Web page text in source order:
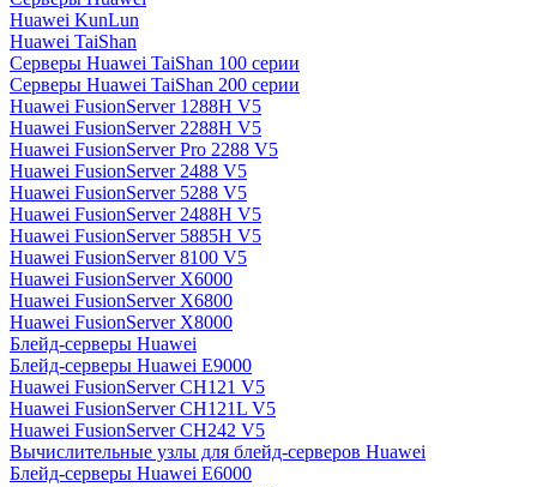
Huawei KunLun
Huawei TaiShan
Серверы Huawei TaiShan 100 серии
Серверы Huawei TaiShan 200 серии
Huawei FusionServer 1288H V5
Huawei FusionServer 2288H V5
Huawei FusionServer Pro 2288 V5
Huawei FusionServer 2488 V5
Huawei FusionServer 5288 V5
Huawei FusionServer 2488H V5
Huawei FusionServer 5885H V5
Huawei FusionServer 8100 V5
Huawei FusionServer X6000
Huawei FusionServer X6800
Huawei FusionServer X8000
Блейд-серверы Huawei
Блейд-серверы Huawei E9000
Huawei FusionServer CH121 V5
Huawei FusionServer CH121L V5
Huawei FusionServer CH242 V5
Вычислительные узлы для блейд-серверов Huawei
Блейд-серверы Huawei E6000